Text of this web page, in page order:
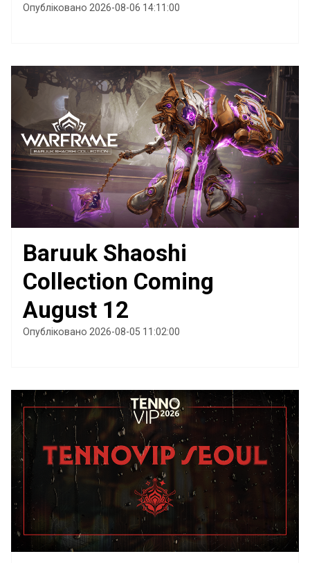
Опубліковано 2026-08-06 14:11:00
Baruuk Shaoshi
Collection Coming
August 12
Опубліковано 2026-08-05 11:02:00